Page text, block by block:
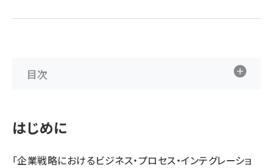
目次
はじめに
「企業戦略におけるビジネス・プロセス・インテグレーショ